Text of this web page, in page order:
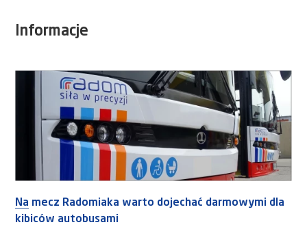
Informacje
Na mecz Radomiaka warto dojechać darmowymi dla
kibiców autobusami